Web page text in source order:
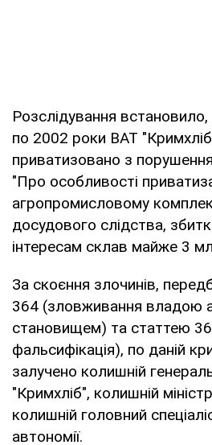
Розслідування
по 2002 роки ВАТ
приватизовано з
"Про особливості
агропромисловому
досудового слідства,
інтересам склав майже 3
За скоєння злочинів,
364 (зловживання владою
становищем) та статтею
фальсифікація), по даній
залучено колишній
"Кримхліб", колишній
колишній головний
автономії.